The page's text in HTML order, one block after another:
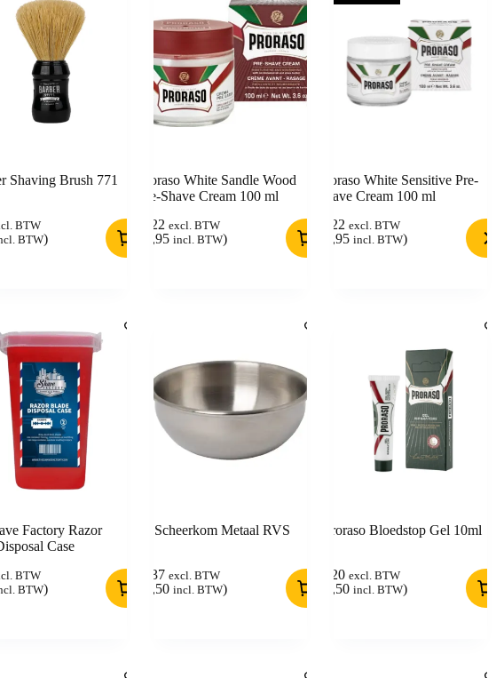
Shaving Brush 771
BTW
BTW)
Proraso White Sandle Wood
Pre-Shave Cream 100 ml
8,22 excl. BTW
9,95 incl. BTW)
Proraso White Sensitive Pre-
Shave Cream 100 ml
8,22 excl. BTW
9,95 incl. BTW)
Factory Razor
Case
BTW
BTW)
Scheerkom Metaal RVS
5,37 excl. BTW
6,50 incl. BTW)
Proraso Bloedstop Gel 10ml
6,20 excl. BTW
7,50 incl. BTW)